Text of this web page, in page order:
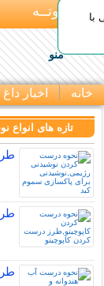
بـیتوتــه
منو
خانه اخبار داغ
با
تازه های انواع